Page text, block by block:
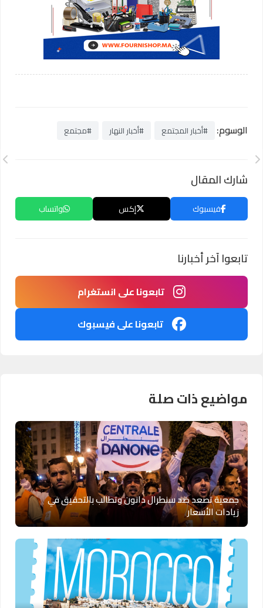
الوسوم: #أخبار المجتمع #أخبار النهار #مجتمع
شارك المقال
فيسبوك إكس واتساب
تابعوا آخر أخبارنا
تابعونا على انستغرام
تابعونا على فيسبوك
مواضيع ذات صلة
جمعية تصعد ضد سنطرال دانون وتطالب بالتحقيق في
زيادات الأسعار